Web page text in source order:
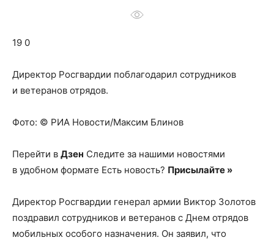
19 0
Директор Росгвардии поблагодарил сотрудников
и ветеранов отрядов.
Фото: © РИА Новости/Максим Блинов
Перейти в Дзен Следите за нашими новостями
в удобном формате Есть новость? Присылайте »
Директор Росгвардии генерал армии Виктор Золотов
поздравил сотрудников и ветеранов с Днем отрядов
мобильных особого назначения. Он заявил, что